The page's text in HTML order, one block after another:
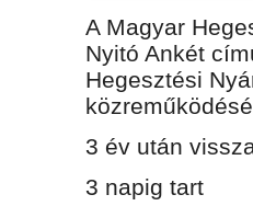
A Magyar
Nyitó Ankét
Hegesztési
3 év után
3 napig tart